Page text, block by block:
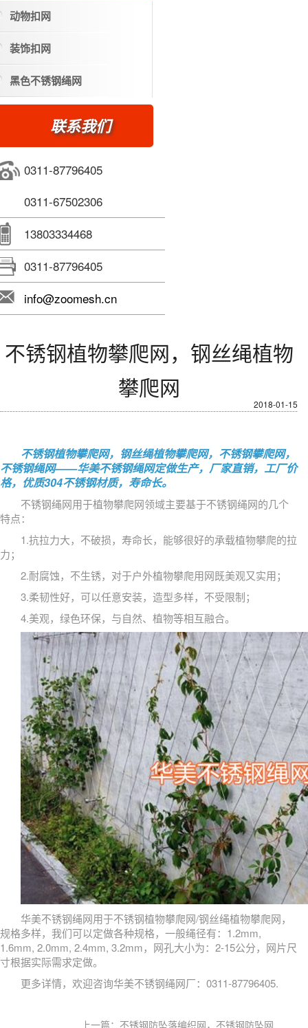
动物扣网
装饰扣网
黑色不锈钢绳网
联系我们
0311-87796405
0311-67502306
13803334468
0311-87796405
info@zoomesh.cn
不锈钢植物攀爬网，钢丝绳植物
攀爬网
2018-01-15
不锈钢植物攀爬网，钢丝绳植物攀爬网，不锈钢攀爬网，
不锈钢绳网——华美不锈钢绳网定做生产，厂家直销，工厂价
格，优质304不锈钢材质，寿命长。
不锈钢绳网用于植物攀爬网领域主要基于不锈钢绳网的几个
特点：
1.抗拉力大，不破损，寿命长，能够很好的承载植物攀爬的拉
力；
2.耐腐蚀，不生锈，对于户外植物攀爬用网既美观又实用；
3.柔韧性好，可以任意安装，造型多样，不受限制；
4.美观，绿色环保，与自然、植物等相互融合。
华美不锈钢绳网用于不锈钢植物攀爬网/钢丝绳植物攀爬网，
规格多样，我们可以定做各种规格，一般绳径有：1.2mm,
1.6mm, 2.0mm, 2.4mm, 3.2mm，网孔大小为：2-15公分，网片尺
寸根据实际需求定做。
更多详情，欢迎咨询华美不锈钢绳网厂：0311-87796405.
上一篇：不锈钢防坠落编织网，不锈钢防坠网